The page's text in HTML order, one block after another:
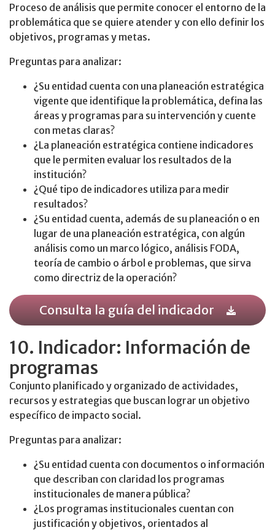
Proceso de análisis que permite conocer el entorno de la
problemática que se quiere atender y con ello definir los
objetivos, programas y metas.
Preguntas para analizar:
¿Su entidad cuenta con una planeación estratégica
vigente que identifique la problemática, defina las
áreas y programas para su intervención y cuente
con metas claras?
¿La planeación estratégica contiene indicadores
que le permiten evaluar los resultados de la
institución?
¿Qué tipo de indicadores utiliza para medir
resultados?
¿Su entidad cuenta, además de su planeación o en
lugar de una planeación estratégica, con algún
análisis como un marco lógico, análisis FODA,
teoría de cambio o árbol e problemas, que sirva
como directriz de la operación?
Consulta la guía del indicador
10. Indicador: Información de
programas
Conjunto planificado y organizado de actividades,
recursos y estrategias que buscan lograr un objetivo
específico de impacto social.
Preguntas para analizar:
¿Su entidad cuenta con documentos o información
que describan con claridad los programas
institucionales de manera pública?
¿Los programas institucionales cuentan con
justificación y objetivos, orientados al